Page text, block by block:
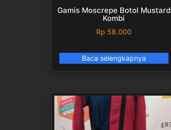
Gamis Moscrepe Botol Mustard
Kombi
Rp 58.000
Baca selengkapnya